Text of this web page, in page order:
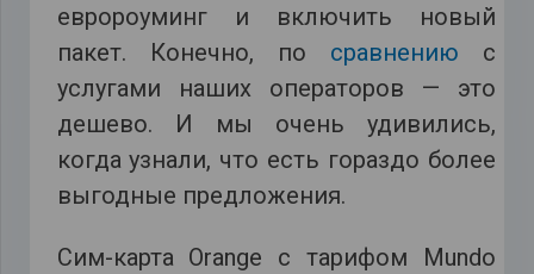
евророуминг и включить новый
пакет. Конечно, по сравнению с
услугами наших операторов — это
дешево. И мы очень удивились,
когда узнали, что есть гораздо более
выгодные предложения.
Сим-карта Orange с тарифом Mundo